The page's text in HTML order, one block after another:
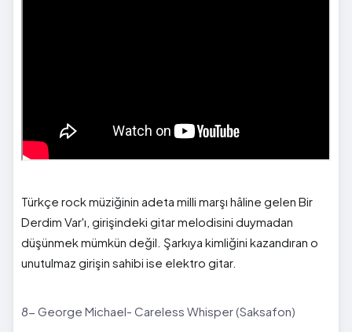
Türkçe rock müziğinin adeta milli marşı hâline gelen Bir
Derdim Var'ı, girişindeki gitar melodisini duymadan
düşünmek mümkün değil. Şarkıya kimliğini kazandıran o
unutulmaz girişin sahibi ise elektro gitar.
8- George Michael- Careless Whisper (Saksafon)